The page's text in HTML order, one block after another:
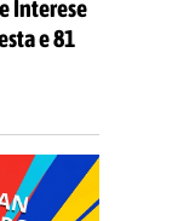
Interese
e 81